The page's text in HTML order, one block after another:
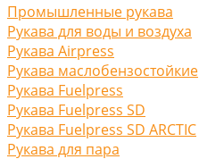
Промышленные рукава
Рукава для воды и воздуха
Рукава Airpress
Рукава маслобензостойкие
Рукава Fuelpress
Рукава Fuelpress SD
Рукава Fuelpress SD ARCTIC
Рукава для пара